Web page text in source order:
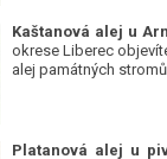
Kaštanová alej u
okrese Liberec
alej památných